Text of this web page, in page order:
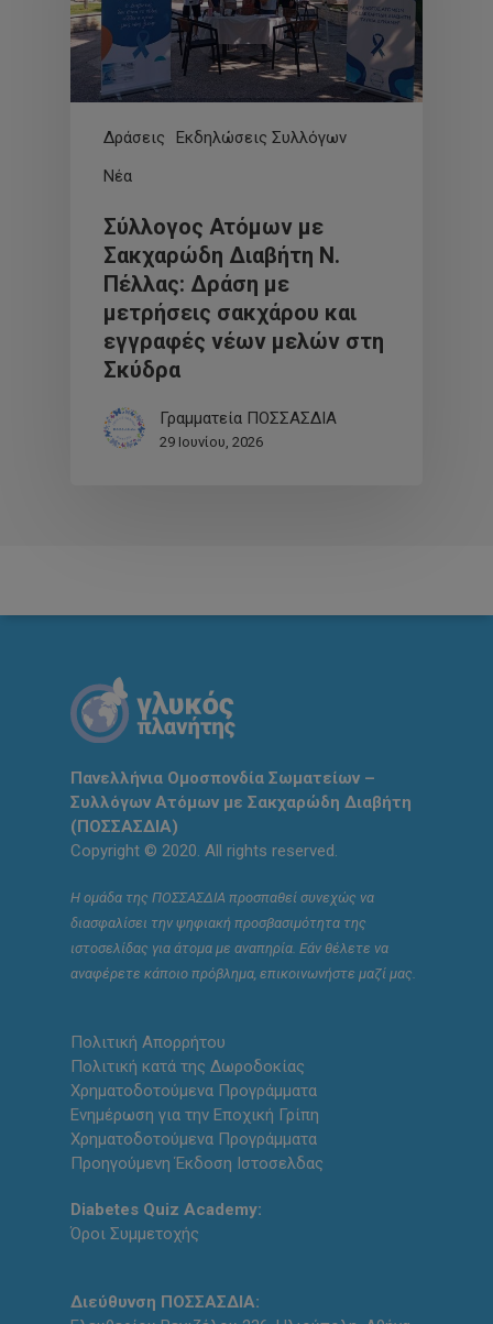
Δράσεις
Εκδηλώσεις Συλλόγων
Νέα
Σύλλογος Ατόμων με
Σακχαρώδη Διαβήτη Ν.
Πέλλας: Δράση με
μετρήσεις σακχάρου και
εγγραφές νέων μελών στη
Σκύδρα
Γραμματεία ΠΟΣΣΑΣΔΙΑ
29 Ιουνίου, 2026
Πανελλήνια Ομοσπονδία Σωματείων –
Συλλόγων Ατόμων με Σακχαρώδη Διαβήτη
(ΠΟΣΣΑΣΔΙΑ)
Copyright © 2020. All rights reserved.
Η ομάδα της ΠΟΣΣΑΣΔΙΑ προσπαθεί συνεχώς να
διασφαλίσει την ψηφιακή προσβασιμότητα της
ιστοσελίδας για άτομα με αναπηρία. Εάν θέλετε να
αναφέρετε κάποιο πρόβλημα, επικοινωνήστε μαζί μας.
Πολιτική Απορρήτου
Πολιτική κατά της Δωροδοκίας
Χρηματοδοτούμενα Προγράμματα
Ενημέρωση για την Εποχική Γρίπη
Χρηματοδοτούμενα Προγράμματα
Προηγούμενη Έκδοση Ιστοσελδας
Diabetes Quiz Academy:
Όροι Συμμετοχής
Διεύθυνση ΠΟΣΣΑΣΔΙΑ: